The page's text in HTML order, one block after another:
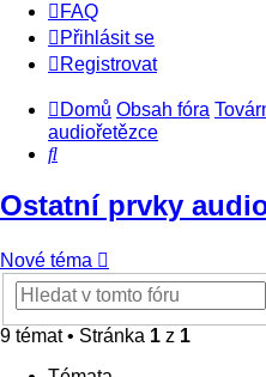
FAQ
Přihlásit se
Registrovat
Domů Obsah fóra
audiořetězce
Hledat
Ostatní prvky
Nové téma
9 témat • Stránka 1 z 1